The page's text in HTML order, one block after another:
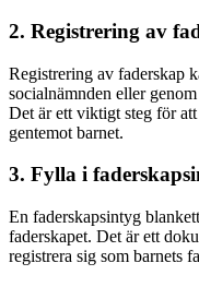
2. Registrering av
Registrering av faderskap
socialnämnden eller
Det är ett viktigt steg för
gentemot barnet.
3. Fylla i
En faderskapsintyg
faderskapet. Det är ett
registrera sig som barnets